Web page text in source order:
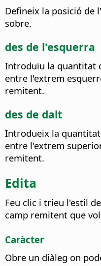
Defineix la posició de
sobre.
des de l'esquerra
Introduïu la quantitat
entre l'extrem
remitent.
des de dalt
Introdueix la
entre l'extrem
remitent.
Edita
Feu clic i trieu l'estil
camp remitent que
Caràcter
Obre un diàleg on